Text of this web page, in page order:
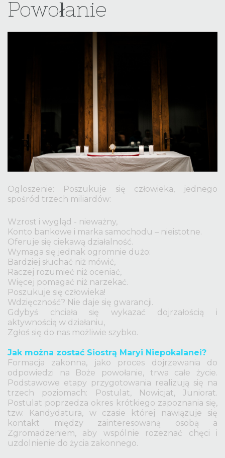
Powołanie
Ogloszenie: Poszukuje się człowieka, jednego
spośród trzech miliardów:
Wzrost i wygląd - nieważny,
Konto bankowe i marka samochodu – nieistotne.
Oferuje się ciekawą działalność.
Wymaga się jednak ogromnie dużo:
Bardziej słuchać niż mówić,
Raczej rozumieć niż oceniać,
Więcej pomagać niż narzekać.
Poszukuje się człowieka!
Wdzięczność? Nie daje się gwarancji.
Gdybyś chciała się wykazać dojrzałością i
aktywnością w działaniu,
Zgłoś się do nas możliwie szybko.
Jak można zostać Siostrą Maryi Niepokalanei?
Formacja zakonna, jako proces dojrzewania do
odpowiedzi na Boże powołanie, trwa całe życie.
Podstawowe etapy przygotowania realizują się na
trzech poziomach: Postulat, Nowicjat, Juniorat.
Postulat poprzedza okres krótkiego zapoznania się,
tzw. Kandydatura, w czasie której nawiązuje się
kontakt między zainteresowaną osobą a
Zgromadzeniem, aby wspólnie rozeznać chęci i
uzdolnienie do życia zakonnego.
username?
Google